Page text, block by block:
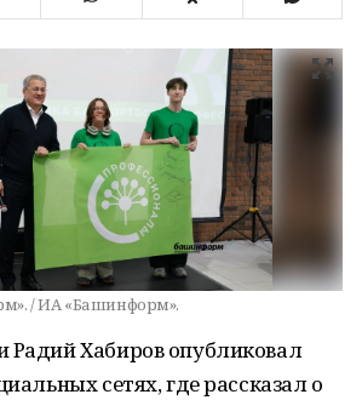
/ ИА «Башинформ».
Радий Хабиров опубликовал
сетях, где рассказал о